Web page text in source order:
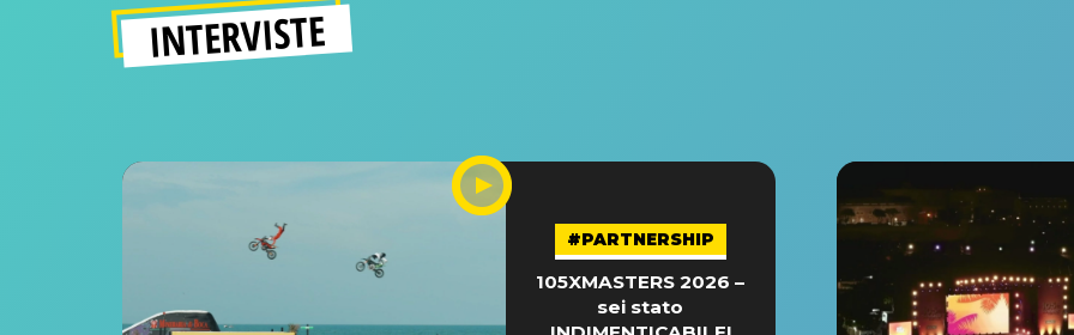
INTERVISTE
#PARTNERSHIP
105XMASTERS 2026 –
sei stato